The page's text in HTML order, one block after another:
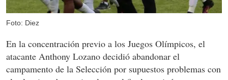
Foto: Diez
En la concentración previo a los Juegos Olímpicos, el
atacante Anthony Lozano decidió abandonar el
campamento de la Selección por supuestos problemas con